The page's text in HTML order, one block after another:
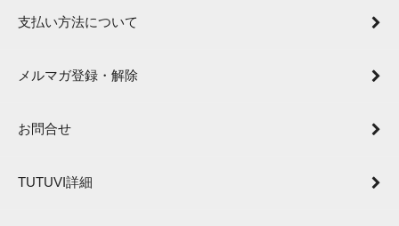
支払い方法について
メルマガ登録・解除
お問合せ
TUTUVI詳細